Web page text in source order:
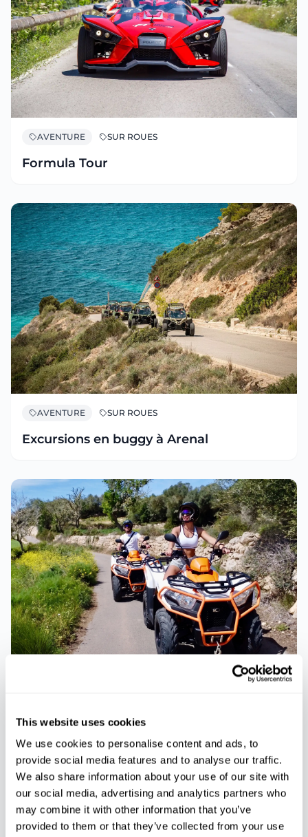
This website uses cookies
We use cookies to personalise content and ads, to
provide social media features and to analyse our traffic.
We also share information about your use of our site with
our social media, advertising and analytics partners who
may combine it with other information that you’ve
provided to them or that they’ve collected from your use
AVENTURE SUR ROUES
Formula Tour
AVENTURE SUR ROUES
Excursions en buggy à Arenal
Excursion en quad à Arenal